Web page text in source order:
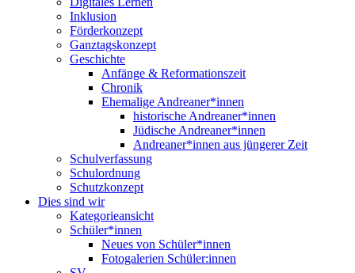
Inklusion
Förderkonzept
Ganztagskonzept
Geschichte
Anfänge & Reformationszeit
Chronik
Ehemalige Andreaner*innen
historische Andreaner*innen
Jüdische Andreaner*innen
Andreaner*innen aus jüngerer Zeit
Schulverfassung
Schulordnung
Schutzkonzept
Dies sind wir
Kategorieansicht
Schüler*innen
Neues von Schüler*innen
Fotogalerien Schüler:innen